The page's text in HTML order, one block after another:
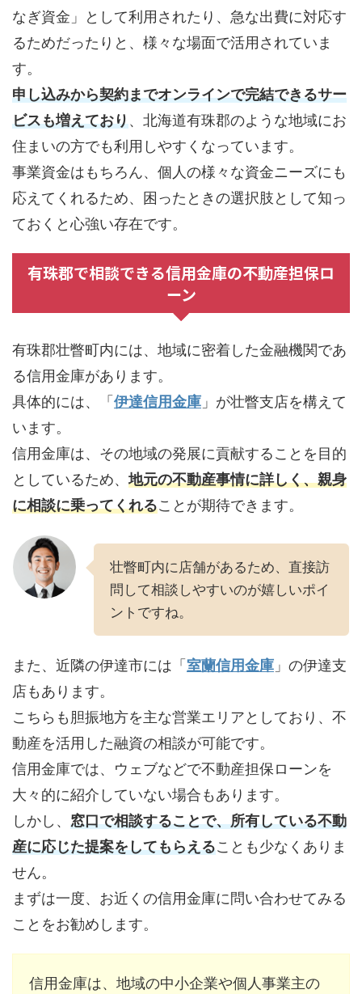
なぎ資金」として利用されたり、急な出費に対応す
るためだったりと、様々な場面で活用されていま
す。
申し込みから契約までオンラインで完結できるサー
ビスも増えており、北海道有珠郡のような地域にお
住まいの方でも利用しやすくなっています。
事業資金はもちろん、個人の様々な資金ニーズにも
応えてくれるため、困ったときの選択肢として知っ
ておくと心強い存在です。
有珠郡で相談できる信用金庫の不動産担保ロ
ーン
有珠郡壮瞥町内には、地域に密着した金融機関であ
る信用金庫があります。
具体的には、「 伊達信用金庫 」が壮瞥支店を構えて
います。
信用金庫は、その地域の発展に貢献することを目的
としているため、地元の不動産事情に詳しく、親身
に相談に乗ってくれることが期待できます。
壮瞥町内に店舗があるため、直接訪
問して相談しやすいのが嬉しいポイ
ントですね。
また、近隣の伊達市には「 室蘭信用金庫 」の伊達支
店もあります。
こちらも胆振地方を主な営業エリアとしており、不
動産を活用した融資の相談が可能です。
信用金庫では、ウェブなどで不動産担保ローンを
大々的に紹介していない場合もあります。
しかし、 窓口で相談することで、所有している不動
産に応じた提案をしてもらえることも少なくありま
せん。
まずは一度、お近くの信用金庫に問い合わせてみる
ことをお勧めします。
信用金庫は、地域の中小企業や個人事業主の